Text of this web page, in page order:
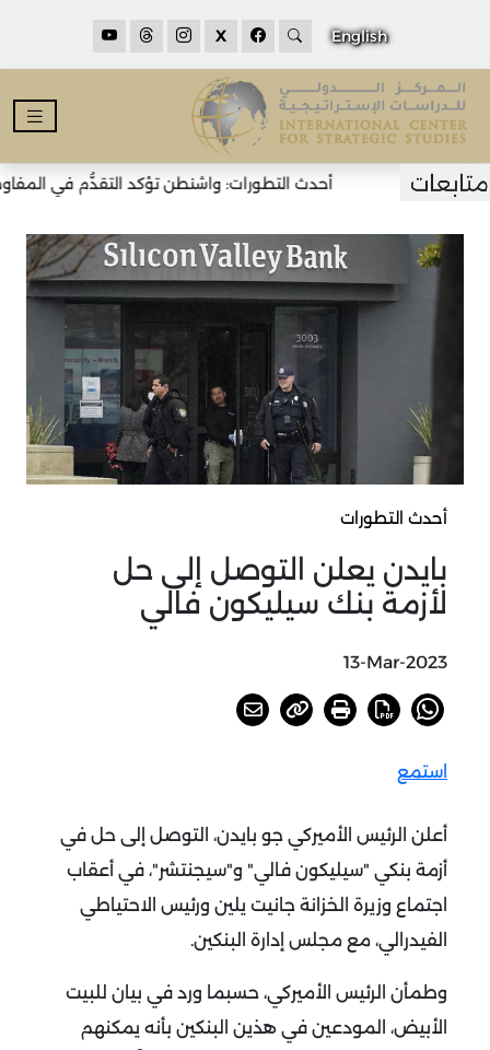
English
X
أحدث التطورات: واشنطن تؤكد التقدُّم في
أحدث التطورات
بايدن يعلن التوصل إلى حل
لأزمة بنك سيليكون فالي
13-Mar-2023
استمع
أعلن الرئيس الأميركي جو بايدن، التوصل إلى حل في
أزمة بنكي "سيليكون فالي" و"سيجنتشر"، في أعقاب
اجتماع وزيرة الخزانة جانيت يلين ورئيس الاحتياطي
الفيدرالي، مع مجلس إدارة البنكين.
وطمأن الرئيس الأميركي، حسبما ورد في بيان للبيت
الأبيض، المودعين في هذين البنكين بأنه يمكنهم